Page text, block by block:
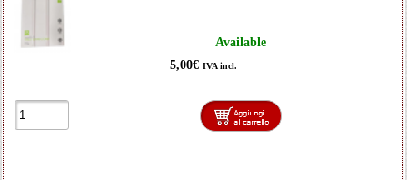
Available
5,00€ IVA incl.